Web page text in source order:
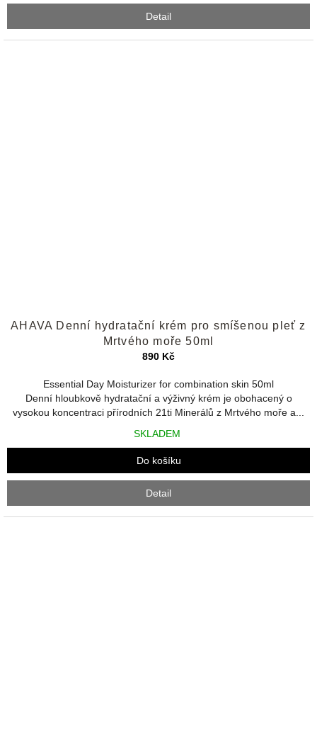
Detail
hodnocení
produktu
je
z
5
hvězdiček.
AHAVA Denní hydratační krém pro smíšenou pleť z
Mrtvého moře 50ml
890 Kč
Essential Day Moisturizer for combination skin 50ml
Denní hloubkově hydratační a výživný krém je obohacený o
vysokou koncentraci přírodních 21ti Minerálů z Mrtvého moře a...
SKLADEM
Do košíku
Detail